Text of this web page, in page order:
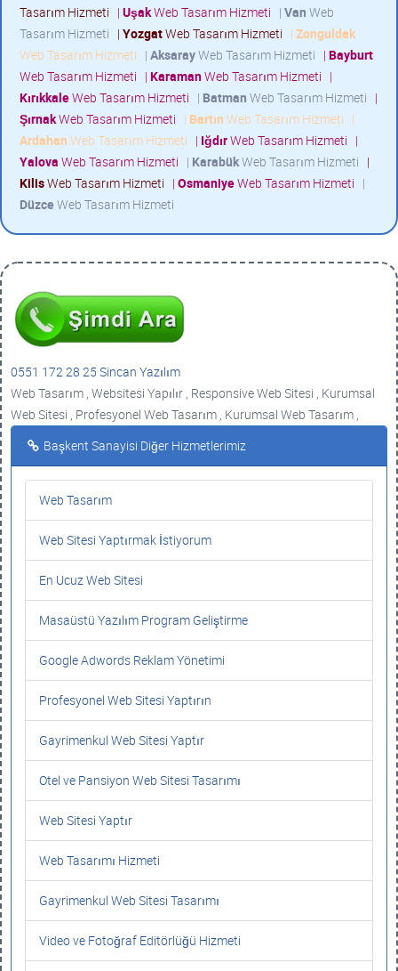
Tasarım Hizmeti | UşakWeb Tasarım Hizmeti | Van Web
Tasarım Hizmeti | YozgatWeb Tasarım Hizmeti | Zonguldak
Web Tasarım Hizmeti | AksarayWeb Tasarım Hizmeti | Bayburt
Web Tasarım Hizmeti | KaramanWeb Tasarım Hizmeti |
KırıkkaleWeb Tasarım Hizmeti | Batman Web Tasarım Hizmeti |
ŞırnakWeb Tasarım Hizmeti | Bartın Web Tasarım Hizmeti |
Ardahan Web Tasarım Hizmeti | IğdırWeb Tasarım Hizmeti |
Yalova Web Tasarım Hizmeti | KarabükWeb Tasarım Hizmeti |
KilisWeb Tasarım Hizmeti | OsmaniyeWeb Tasarım Hizmeti |
Düzce Web Tasarım Hizmeti
0551 172 28 25 Sincan Yazılım
Web Tasarım , Websitesi Yapılır , Responsive Web Sitesi , Kurumsal
Web Sitesi , Profesyonel Web Tasarım , Kurumsal Web Tasarım ,
Başkent Sanayisi Diğer Hizmetlerimiz
Web Tasarım
Web Sitesi Yaptırmak İstiyorum
En Ucuz Web Sitesi
Masaüstü Yazılım Program Geliştirme
Google Adwords Reklam Yönetimi
Profesyonel Web Sitesi Yaptırın
Gayrimenkul Web Sitesi Yaptır
Otel ve Pansiyon Web Sitesi Tasarımı
Web Sitesi Yaptır
Web Tasarımı Hizmeti
Gayrimenkul Web Sitesi Tasarımı
Video ve Fotoğraf Editörlüğü Hizmeti